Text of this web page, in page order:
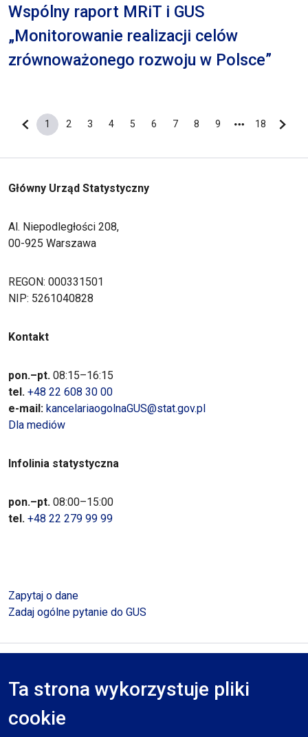
Ta strona wykorzystuje pliki
cookie
Wspólny raport MRiT i GUS
„Monitorowanie realizacji celów
zrównoważonego rozwoju w Polsce”
Poprzednia strona
Bieżąca strona
1
Strona
2
Strona
3
Strona
4
Strona
5
Strona
6
Strona
7
Strona
8
Strona
9
Ostatnia
18
Główny Urząd Statystyczny
Al. Niepodległości 208,
00-925 Warszawa
REGON: 000331501
NIP: 5261040828
Kontakt
pon.–pt. 08:15–16:15
tel. +48 22 608 30 00
e-mail: kancelariaogolnaGUS@stat.gov.pl
Dla mediów
Infolinia statystyczna
pon.–pt. 08:00–15:00
tel. +48 22 279 99 99
Zapytaj o dane
Zadaj ogólne pytanie do GUS
RODO